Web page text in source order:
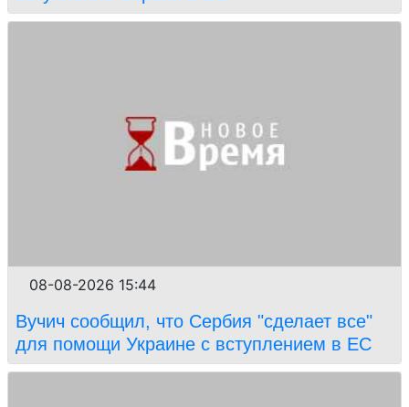
08-08-2026 15:44
Вучич сообщил, что Сербия "сделает все"
для помощи Украине с вступлением в ЕС